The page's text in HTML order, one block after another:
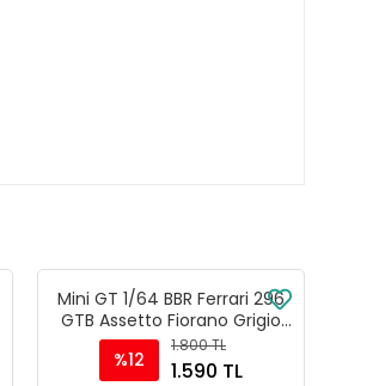
Mini GT 1/64 BBR Ferrari 296
GTB Assetto Fiorano Grigio
Scuro - BBRFER64007
%12
1.800 TL
1.590 TL